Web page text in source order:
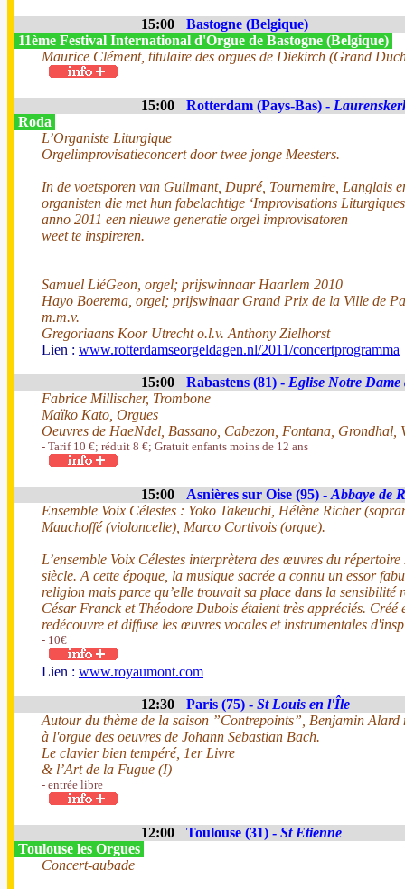
15:00
Bastogne (Belgique)
11ème Festival International d'Orgue de Bastogne (Belgique)
Maurice Clément, titulaire des orgues de Diekirch (Grand
15:00 Rotterdam (Pays-Bas) -
Roda
L’Organiste Liturgique
Orgelimprovisatieconcert door twee jonge Meesters.
In de voetsporen van Guilmant, Dupré, Tournemire, Langlais
organisten die met hun fabelachtige ‘Improvisations
anno 2011 een nieuwe generatie orgel improvisatoren
weet te inspireren.
Samuel LiéGeon, orgel; prijswinnaar Haarlem 2010
Hayo Boerema, orgel; prijswinaar Grand Prix de la Ville de
m.m.v.
Gregoriaans Koor Utrecht o.l.v. Anthony Zielhorst
Lien : www.rotterdamseorgeldagen.nl/2011/concertprogramma
15:00 Rabastens (81) - Eglise Notre
Fabrice Millischer, Trombone
Maïko Kato, Orgues
Oeuvres de HaeNdel, Bassano, Cabezon, Fontana, Grondhal,
- Tarif 10 €; réduit 8 €; Gratuit enfants moins de 12 ans
15:00 Asnières sur Oise (95) - Abbaye de
Ensemble Voix Célestes : Yoko Takeuchi, Hélène Richer
Mauchoffé (violoncelle), Marco Cortivois (orgue).
L’ensemble Voix Célestes interprètera des œuvres du
siècle. A cette époque, la musique sacrée a connu un essor
religion mais parce qu’elle trouvait sa place dans la sensibilité
César Franck et Théodore Dubois étaient très appréciés. Créé
redécouvre et diffuse les œuvres vocales et instrumentales
- 10€
Lien : www.royaumont.com
12:30 Paris (75) - St Louis en l'Île
Autour du thème de la saison ”Contrepoints”, Benjamin
à l'orgue des oeuvres de Johann Sebastian Bach.
Le clavier bien tempéré, 1er Livre
& l’Art de la Fugue (I)
- entrée libre
12:00 Toulouse (31) - St Etienne
Toulouse les Orgues
Concert-aubade